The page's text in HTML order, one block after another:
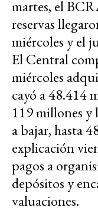
martes, el
reservas
miércoles y el
El Central
miércoles
cayó a 48.414
119 millones y
a bajar, hasta
explicación
pagos a
depósitos y
valuaciones.